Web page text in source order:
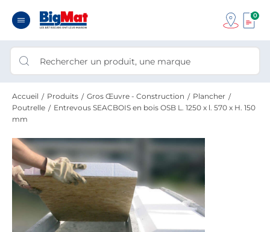
0
Accueil Produits Gros Œuvre - Construction
Plancher
Poutrelle
Entrevous SEACBOIS en bois OSB L. 1250 x l. 570 x H. 150
mm